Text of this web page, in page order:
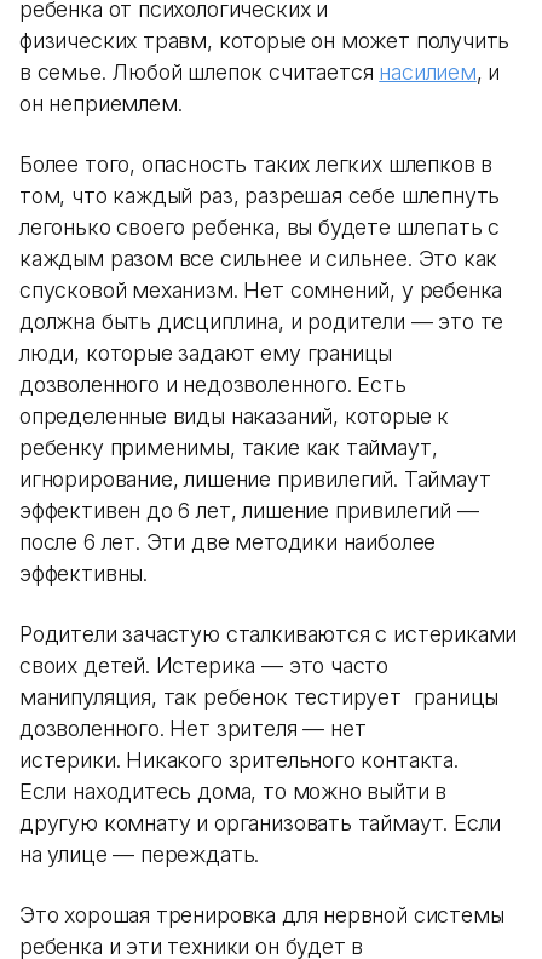
ребенка от психологических и
физических травм, которые он может получить
в семье. Любой шлепок считается насилием, и
он неприемлем.
Более того, опасность таких легких шлепков в
том, что каждый раз, разрешая себе шлепнуть
легонько своего ребенка, вы будете шлепать с
каждым разом все сильнее и сильнее. Это как
спусковой механизм. Нет сомнений, у ребенка
должна быть дисциплина, и родители — это те
люди, которые задают ему границы
дозволенного и недозволенного. Есть
определенные виды наказаний, которые к
ребенку применимы, такие как таймаут,
игнорирование, лишение привилегий. Таймаут
эффективен до 6 лет, лишение привилегий —
после 6 лет. Эти две методики наиболее
эффективны.
Родители зачастую сталкиваются с истериками
своих детей. Истерика — это часто
манипуляция, так ребенок тестирует границы
дозволенного. Нет зрителя — нет
истерики. Никакого зрительного контакта.
Если находитесь дома, то можно выйти в
другую комнату и организовать таймаут. Если
на улице — переждать.
Это хорошая тренировка для нервной системы
ребенка и эти техники он будет в